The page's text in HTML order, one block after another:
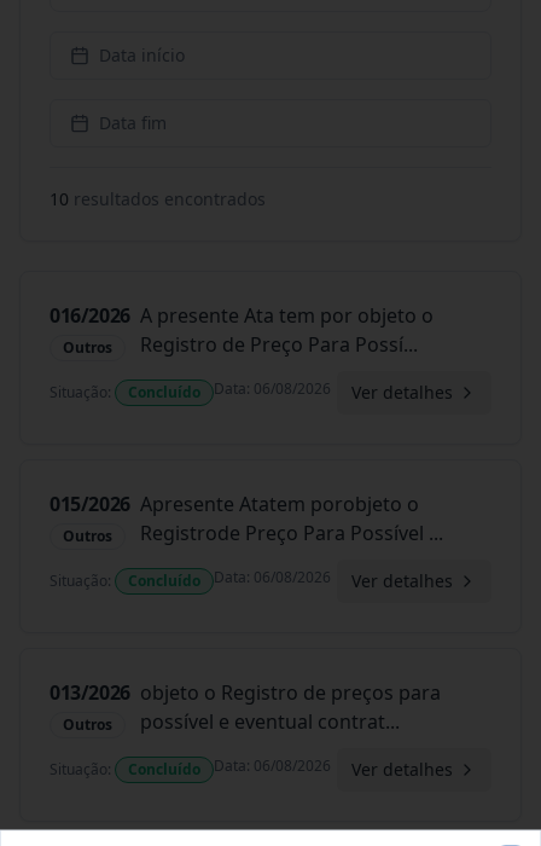
Data início
Data fim
10 resultados encontrados
016/2026
Outros
A presente Ata tem por objeto o
Registro de Preço Para Possí...
Situação: Concluído Data: 06/08/2026 Ver detalhes
015/2026
Outros
Apresente Atatem porobjeto o
Registrode Preço Para Possível ...
Situação: Concluído Data: 06/08/2026 Ver detalhes
013/2026
Outros
objeto o Registro de preços para
possível e eventual contrat...
Situação: Concluído Data: 06/08/2026 Ver detalhes